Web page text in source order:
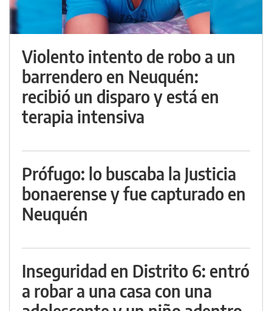
Violento intento de robo a un
barrendero en Neuquén:
recibió un disparo y está en
terapia intensiva
Prófugo: lo buscaba la Justicia
bonaerense y fue capturado en
Neuquén
Inseguridad en Distrito 6: entró
a robar a una casa con una